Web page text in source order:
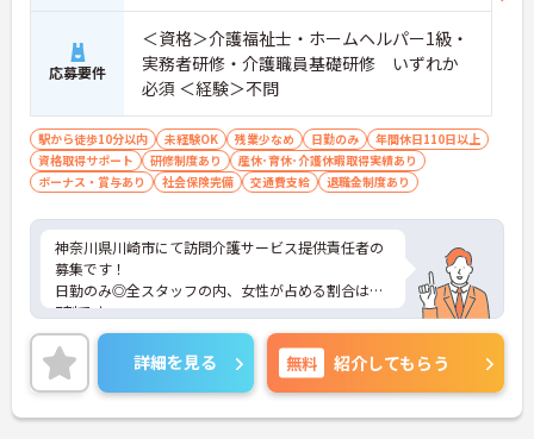
応募要件
＜資格＞介護福祉士・ホームヘルパー1級・
実務者研修・介護職員基礎研修 いずれか
必須 ＜経験＞不問
駅から徒歩10分以内 未経験OK 残業少なめ 日勤のみ
年間休日110日以上
資格取得サポート
研修制度あり
産休･育休･介護休暇取得実績あり
ボーナス・賞与あり
社会保険完備 交通費支給 退職金制度あり
神奈川県川崎市にて訪問介護サービス提供責任者の
募集です！
日勤のみ◎全スタッフの内、女性が占める割合は約
7割です。
お祝い金や独自休暇制度等もあり、長く働ける環境
が整っています。
ご興味のある方には、面接対策ポイントなどさらに
詳細をお話いたしますので、お気軽にご相談くださ
い。
詳細を見る 無料 紹介してもらう